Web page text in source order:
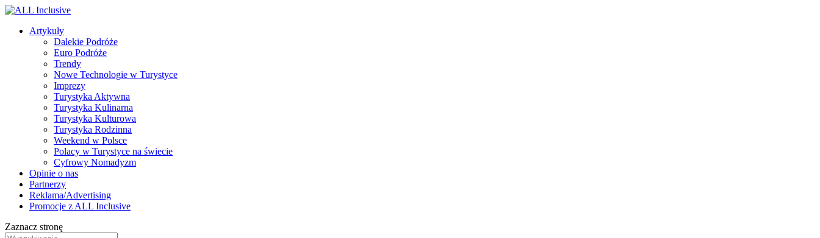
Artykuły
Dalekie Podróże
Euro Podróże
Trendy
Nowe Technologie w Turystyce
Imprezy
Turystyka Aktywna
Turystyka Kulinarna
Turystyka Kulturowa
Turystyka Rodzinna
Weekend w Polsce
Polacy w Turystyce na świecie
Cyfrowy Nomadyzm
Opinie o nas
Partnerzy
Reklama/Advertising
Promocje z ALL Inclusive
Zaznacz stronę